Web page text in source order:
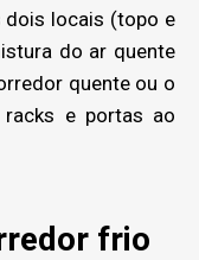
dois locais (topo e
do ar quente
quente ou o
e portas ao
frio